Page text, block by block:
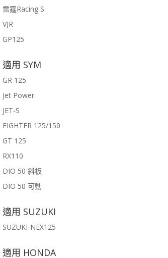
雷霆Racing S
VJR
GP125
適用 SYM
GR 125
Jet Power
JET-S
FIGHTER 125/150
GT 125
RX110
DIO 50 斜板
DIO 50 可動
適用 SUZUKI
SUZUKI-NEX125
適用 HONDA